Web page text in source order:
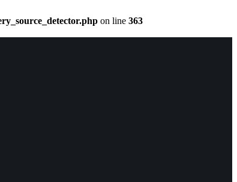
on line 363